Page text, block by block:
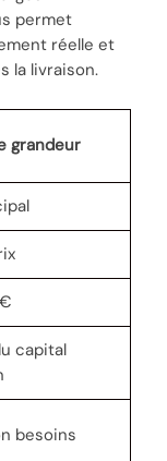
permet
réelle et
la livraison.
grandeur
capital
besoins